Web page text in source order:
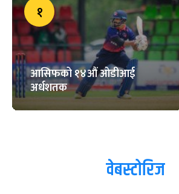
१
आसिफको १४औं ओडीआई
अर्धशतक
वेबस्टोरिज